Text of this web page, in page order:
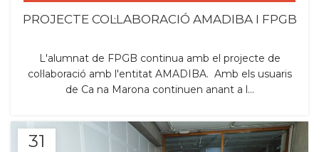
PROJECTE COL·LABORACIÓ AMADIBA I FPGB
L'alumnat de FPGB continua amb el projecte de
col·laboració amb l'entitat AMADIBA. Amb els usuaris
de Ca na Marona continuen anant a l...
31